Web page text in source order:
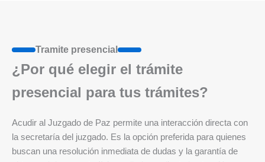
Tramite presencial
¿Por qué elegir el trámite
presencial para tus trámites?
Acudir al Juzgado de Paz permite una interacción directa con
la secretaría del juzgado. Es la opción preferida para quienes
buscan una resolución inmediata de dudas y la garantía de